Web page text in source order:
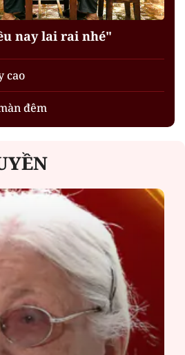
nay lai rai nhé"
cao
đêm